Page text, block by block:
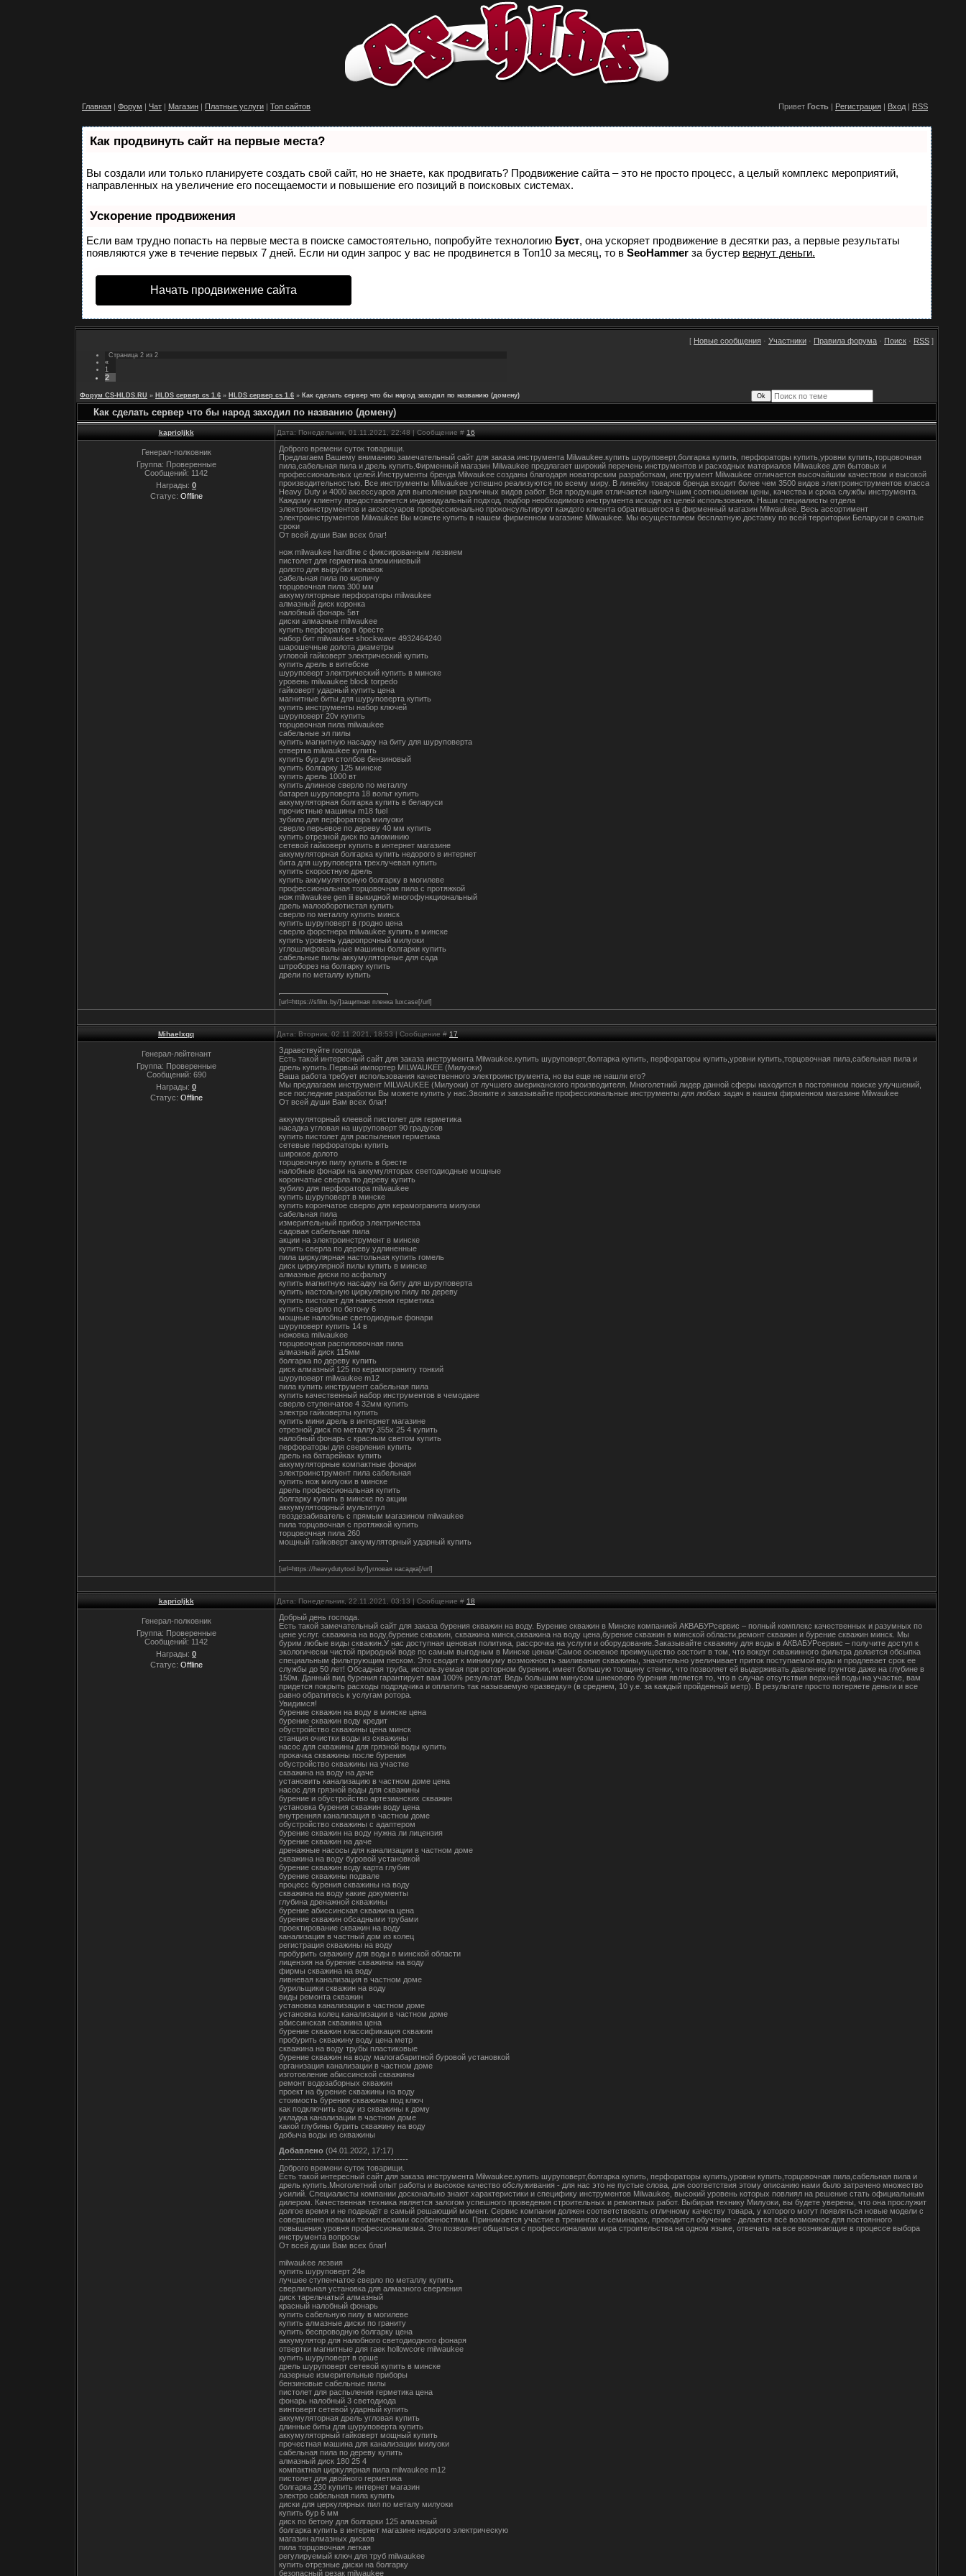
Главная | Форум | Чат | Магазин | Платные услуги | Топ сайтов Привет Гость | Регистрация | Вход | RSS
Как продвинуть сайт на первые места?
Вы создали или только планируете создать свой сайт, но не знаете, как продвигать? Продвижение сайта – это не просто процесс, а целый комплекс мероприятий,
направленных на увеличение его посещаемости и повышение его позиций в поисковых системах.
Ускорение продвижения
Если вам трудно попасть на первые места в поиске самостоятельно, попробуйте технологию Буст, она ускоряет продвижение в десятки раз, а первые результаты
появляются уже в течение первых 7 дней. Если ни один запрос у вас не продвинется в Топ10 за месяц, то в SeoHammer за бустер вернут деньги.
Начать продвижение сайта
[ Новые сообщения · Участники · Правила форума · Поиск · RSS ]
Страница 2 из 2
«
1
2
Форум CS-HLDS.RU » HLDS сервер cs 1.6 » HLDS сервер cs 1.6 » Как сделать сервер что бы народ заходил по названию (домену)
Как сделать сервер что бы народ заходил по названию (домену)
kaprioljkk Дата: Понедельник, 01.11.2021, 22:48 | Сообщение # 16
Генерал-полковник
Группа: Проверенные
Сообщений: 1142
Награды: 0
Статус: Offline
Доброго времени суток товарищи.
Предлагаем Вашему вниманию замечательный сайт для заказа инструмента Milwaukee.купить шуруповерт,болгарка купить, перфораторы купить,уровни купить,торцовочная
пила,сабельная пила и дрель купить.Фирменный магазин Milwaukee предлагает широкий перечень инструментов и расходных материалов Milwaukee для бытовых и
профессиональных целей.Инструменты бренда Milwaukee созданы благодаря новаторским разработкам, инструмент Milwaukee отличается высочайшим качеством и высокой
производительностью. Все инструменты Milwaukee успешно реализуются по всему миру. В линейку товаров бренда входит более чем 3500 видов электроинструментов класса
Heavy Duty и 4000 аксессуаров для выполнения различных видов работ. Вся продукция отличается наилучшим соотношением цены, качества и срока службы инструмента.
Каждому клиенту предоставляется индивидуальный подход, подбор необходимого инструмента исходя из целей использования. Наши специалисты отдела
электроинструментов и аксессуаров профессионально проконсультируют каждого клиента обратившегося в фирменный магазин Milwaukee. Весь ассортимент
электроинструментов Milwaukee Вы можете купить в нашем фирменном магазине Milwaukee. Мы осуществляем бесплатную доставку по всей территории Беларуси в сжатые
сроки
От всей души Вам всех благ!
нож milwaukee hardline с фиксированным лезвием
пистолет для герметика алюминиевый
долото для вырубки конавок
сабельная пила по кирпичу
торцовочная пила 300 мм
аккумуляторные перфораторы milwaukee
алмазный диск коронка
налобный фонарь 5вт
диски алмазные milwaukee
купить перфоратор в бресте
набор бит milwaukee shockwave 4932464240
шарошечные долота диаметры
угловой гайковерт электрический купить
купить дрель в витебске
шуруповерт электрический купить в минске
уровень milwaukee block torpedo
гайковерт ударный купить цена
магнитные биты для шуруповерта купить
купить инструменты набор ключей
шуруповерт 20v купить
торцовочная пила milwaukee
сабельные эл пилы
купить магнитную насадку на биту для шуруповерта
отвертка milwaukee купить
купить бур для столбов бензиновый
купить болгарку 125 минске
купить дрель 1000 вт
купить длинное сверло по металлу
батарея шуруповерта 18 вольт купить
аккумуляторная болгарка купить в беларуси
прочистные машины m18 fuel
зубило для перфоратора милуоки
сверло перьевое по дереву 40 мм купить
купить отрезной диск по алюминию
сетевой гайковерт купить в интернет магазине
аккумуляторная болгарка купить недорого в интернет
бита для шуруповерта трехлучевая купить
купить скоростную дрель
купить аккумуляторную болгарку в могилеве
профессиональная торцовочная пила с протяжкой
нож milwaukee gen iii выкидной многофункциональный
дрель малооборотистая купить
сверло по металлу купить минск
купить шуруповерт в гродно цена
сверло форстнера milwaukee купить в минске
купить уровень ударопрочный милуоки
углошлифовальные машины болгарки купить
сабельные пилы аккумуляторные для сада
штроборез на болгарку купить
дрели по металлу купить
[url=https://sfilm.by/]защитная пленка luxcase[/url]
Mihaelxqq Дата: Вторник, 02.11.2021, 18:53 | Сообщение # 17
Генерал-лейтенант
Группа: Проверенные
Сообщений: 690
Награды: 0
Статус: Offline
Здравствуйте господа.
Есть такой интересный сайт для заказа инструмента Milwaukee.купить шуруповерт,болгарка купить, перфораторы купить,уровни купить,торцовочная пила,сабельная пила и
дрель купить.Первый импортер MILWAUKEE (Милуоки)
Ваша работа требует использования качественного электроинструмента, но вы еще не нашли его?
Мы предлагаем инструмент MILWAUKEE (Милуоки) от лучшего американского производителя. Многолетний лидер данной сферы находится в постоянном поиске улучшений,
все последние разработки Вы можете купить у нас.Звоните и заказывайте профессиональные инструменты для любых задач в нашем фирменном магазине Milwaukee
От всей души Вам всех благ!
аккумуляторный клеевой пистолет для герметика
насадка угловая на шуруповерт 90 градусов
купить пистолет для распыления герметика
сетевые перфораторы купить
широкое долото
торцовочную пилу купить в бресте
налобные фонари на аккумуляторах светодиодные мощные
корончатые сверла по дереву купить
зубило для перфоратора milwaukee
купить шуруповерт в минске
купить корончатое сверло для керамогранита милуоки
сабельная пила
измерительный прибор электричества
садовая сабельная пила
акции на электроинструмент в минске
купить сверла по дереву удлиненные
пила циркулярная настольная купить гомель
диск циркулярной пилы купить в минске
алмазные диски по асфальту
купить магнитную насадку на биту для шуруповерта
купить настольную циркулярную пилу по дереву
купить пистолет для нанесения герметика
купить сверло по бетону 6
мощные налобные светодиодные фонари
шуруповерт купить 14 в
ножовка milwaukee
торцовочная распиловочная пила
алмазный диск 115мм
болгарка по дереву купить
диск алмазный 125 по керамограниту тонкий
шуруповерт milwaukee m12
пила купить инструмент сабельная пила
купить качественный набор инструментов в чемодане
сверло ступенчатое 4 32мм купить
электро гайковерты купить
купить мини дрель в интернет магазине
отрезной диск по металлу 355х 25 4 купить
налобный фонарь с красным светом купить
перфораторы для сверления купить
дрель на батарейках купить
аккумуляторные компактные фонари
электроинструмент пила сабельная
купить нож милуоки в минске
дрель профессиональная купить
болгарку купить в минске по акции
аккумулятоорный мультитул
гвоздезабиватель с прямым магазином milwaukee
пила торцовочная с протяжкой купить
торцовочная пила 260
мощный гайковерт аккумуляторный ударный купить
[url=https://heavydutytool.by/]угловая насадка[/url]
kaprioljkk Дата: Понедельник, 22.11.2021, 03:13 | Сообщение # 18
Генерал-полковник
Группа: Проверенные
Сообщений: 1142
Награды: 0
Статус: Offline
Добрый день господа.
Есть такой замечательный сайт для заказа бурения скважин на воду. Бурение скважин в Минске компанией АКВАБУРсервис – полный комплекс качественных и разумных по
цене услуг. скважина на воду,бурение скважин, скважина минск,скважина на воду цена,бурение скважин в минской области,ремонт скважин и бурение скважин минск. Мы
бурим любые виды скважин.У нас доступная ценовая политика, рассрочка на услуги и оборудование.Заказывайте скважину для воды в АКВАБУРсервис – получите доступ к
экологически чистой природной воде по самым выгодным в Минске ценам!Самое основное преимущество состоит в том, что вокруг скважинного фильтра делается обсыпка
специальным фильтрующим песком. Это сводит к минимуму возможность заиливания скважины, значительно увеличивает приток поступаемой воды и продлевает срок ее
службы до 50 лет! Обсадная труба, используемая при роторном бурении, имеет большую толщину стенки, что позволяет ей выдерживать давление грунтов даже на глубине в
150м. Данный вид бурения гарантирует вам 100% результат. Ведь большим минусом шнекового бурения является то, что в случае отсутствия верхней воды на участке, вам
придется покрыть расходы подрядчика и оплатить так называемую «разведку» (в среднем, 10 у.е. за каждый пройденный метр). В результате просто потеряете деньги и все
равно обратитесь к услугам ротора.
Увидимся!
бурение скважин на воду в минске цена
бурение скважин воду кредит
обустройство скважины цена минск
станция очистки воды из скважины
насос для скважины для грязной воды купить
прокачка скважины после бурения
обустройство скважины на участке
скважина на воду на даче
установить канализацию в частном доме цена
насос для грязной воды для скважины
бурение и обустройство артезианских скважин
установка бурения скважин воду цена
внутренняя канализация в частном доме
обустройство скважины с адаптером
бурение скважин на воду нужна ли лицензия
бурение скважин на даче
дренажные насосы для канализации в частном доме
скважина на воду буровой установкой
бурение скважин воду карта глубин
бурение скважины подвале
процесс бурения скважины на воду
скважина на воду какие документы
глубина дренажной скважины
бурение абиссинская скважина цена
бурение скважин обсадными трубами
проектирование скважин на воду
канализация в частный дом из колец
регистрация скважины на воду
пробурить скважину для воды в минской области
лицензия на бурение скважины на воду
фирмы скважина на воду
ливневая канализация в частном доме
бурильщики скважин на воду
виды ремонта скважин
установка канализации в частном доме
установка колец канализации в частном доме
абиссинская скважина цена
бурение скважин классификация скважин
пробурить скважину воду цена метр
скважина на воду трубы пластиковые
бурение скважин на воду малогабаритной буровой установкой
организация канализации в частном доме
изготовление абиссинской скважины
ремонт водозаборных скважин
проект на бурение скважины на воду
стоимость бурения скважины под ключ
как подключить воду из скважины к дому
укладка канализации в частном доме
какой глубины бурить скважину на воду
добыча воды из скважины
Добавлено (04.01.2022, 17:17)
---------------------------------------------
Доброго времени суток товарищи.
Есть такой интересный сайт для заказа инструмента Milwaukee.купить шуруповерт,болгарка купить, перфораторы купить,уровни купить,торцовочная пила,сабельная пила и
дрель купить.Многолетний опыт работы и высокое качество обслуживания - для нас это не пустые слова, для соответствия этому описанию нами было затрачено множество
усилий. Специалисты компании досконально знают характеристики и специфику инструментов Milwaukee, высокий уровень которых повлиял на решение стать официальным
дилером. Качественная техника является залогом успешного проведения строительных и ремонтных работ. Выбирая технику Милуоки, вы будете уверены, что она прослужит
долгое время и не подведёт в самый решающий момент. Сервис компании должен соответствовать отличному качеству товара, у которого могут появляться новые модели с
совершенно новыми техническими особенностями. Принимается участие в тренингах и семинарах, проводится обучение - делается всё возможное для постоянного
повышения уровня профессионализма. Это позволяет общаться с профессионалами мира строительства на одном языке, отвечать на все возникающие в процессе выбора
инструмента вопросы
От всей души Вам всех благ!
milwaukee лезвия
купить шуруповерт 24в
лучшее ступенчатое сверло по металлу купить
сверлильная установка для алмазного сверления
диск тарельчатый алмазный
красный налобный фонарь
купить сабельную пилу в могилеве
купить алмазные диски по граниту
купить беспроводную болгарку цена
аккумулятор для налобного светодиодного фонаря
отвертки магнитные для гаек hollowcore milwaukee
купить шуруповерт в орше
дрель шуруповерт сетевой купить в минске
лазерные измерительные приборы
бензиновые сабельные пилы
пистолет для распыления герметика цена
фонарь налобный 3 светодиода
винтоверт сетевой ударный купить
аккумуляторная дрель угловая купить
длинные биты для шуруповерта купить
аккумуляторный гайковерт мощный купить
прочестная машина для канализации милуоки
сабельная пила по дереву купить
алмазный диск 180 25 4
компактная циркулярная пила milwaukee m12
пистолет для двойного герметика
болгарка 230 купить интернет магазин
электро сабельная пила купить
диски для церкулярных пил по металу милуоки
купить бур 6 мм
диск по бетону для болгарки 125 алмазный
болгарка купить в интернет магазине недорого электрическую
магазин алмазных дисков
пила торцовочная легкая
регулируемый ключ для труб milwaukee
купить отрезные диски на болгарку
безопасный резак milwaukee